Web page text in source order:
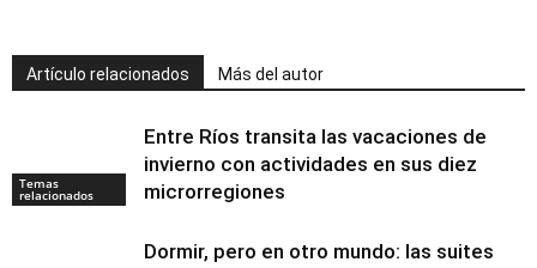
Artículo relacionados Más del autor
Temas
relacionados
Entre Ríos transita las vacaciones de
invierno con actividades en sus diez
microrregiones
Dormir, pero en otro mundo: las suites